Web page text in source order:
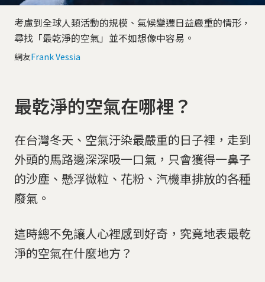
考慮到全球人類活動的規模、氣候變遷日益嚴重的情形，
尋找「最乾淨的空氣」並不如想像中容易。
網友Frank Vessia
最乾淨的空氣在哪裡？
在台灣冬天、空氣汙染最嚴重的日子裡，走到
外頭的馬路邊深深吸一口氣，只會獲得一鼻子
的沙塵、懸浮微粒、花粉、汽機車排放的各種
廢氣。
這時總不免讓人心裡感到好奇，究竟地表最乾
淨的空氣在什麼地方？